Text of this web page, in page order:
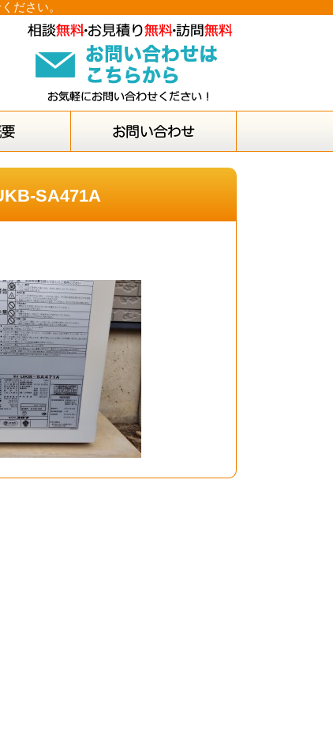
ださい。
SA471A